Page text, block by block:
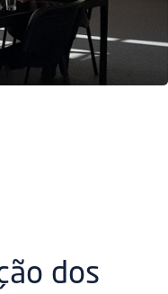
dos